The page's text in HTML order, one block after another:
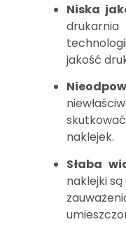
Niska
drukarnia
jakość
naklejek.
Słaba
naklejki